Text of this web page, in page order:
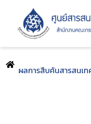
ผลการสืบค้นสารสนเท